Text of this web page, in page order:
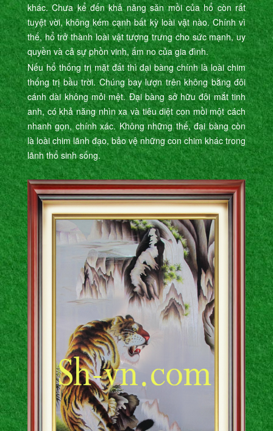
khác. Chưa kể đến khả năng săn mồi của hổ còn rất
tuyệt vời, không kém cạnh bất kỳ loài vật nào. Chính vì
thế, hổ trở thành loài vật tượng trưng cho sức mạnh, uy
quyền và cả sự phồn vinh, ấm no của gia đình.
Nếu hổ thống trị mặt đất thì đại bàng chính là loài chim
thống trị bầu trời. Chúng bay lượn trên không bằng đôi
cánh dài không mỏi mệt. Đại bàng sở hữu đôi mắt tinh
anh, có khả năng nhìn xa và tiêu diệt con mồi một cách
nhanh gọn, chính xác. Không những thế, đại bàng còn
là loài chim lãnh đạo, bảo vệ những con chim khác trong
lãnh thổ sinh sống.